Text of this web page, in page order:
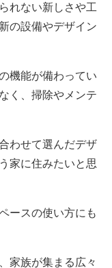
れない新しさや工
の設備やデザイン
機能が備わってい
く、掃除やメンテ
わせて選んだデザ
家に住みたいと思
ースの使い方にも
家族が集まる広々